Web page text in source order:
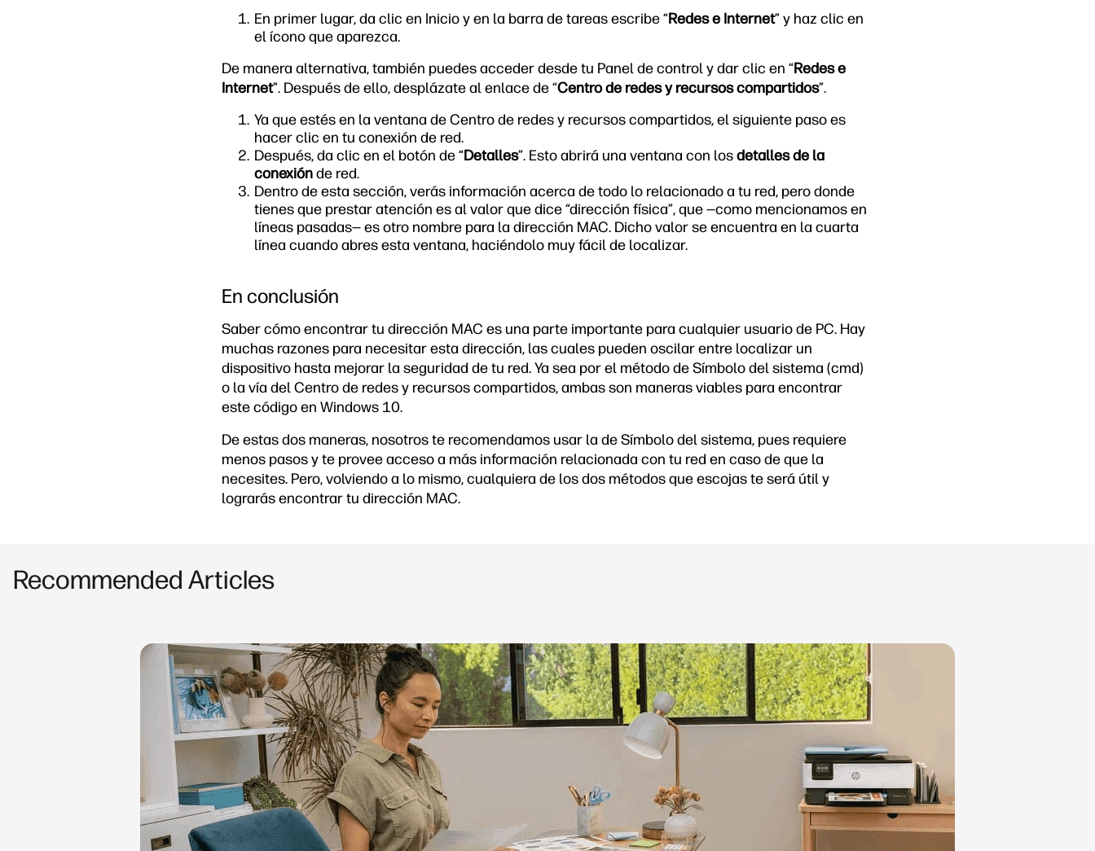
En primer lugar, da clic en Inicio y en la barra de tareas escribe “Redes e Internet” y haz clic en
el ícono que aparezca.
De manera alternativa, también puedes acceder desde tu Panel de control y dar clic en “Redes e
Internet”. Después de ello, desplázate al enlace de “Centro de redes y recursos compartidos”.
Ya que estés en la ventana de Centro de redes y recursos compartidos, el siguiente paso es
hacer clic en tu conexión de red.
Después, da clic en el botón de “Detalles”. Esto abrirá una ventana con losdetalles de la
conexiónde red.
Dentro de esta sección, verás información acerca de todo lo relacionado a tu red, pero donde
tienes que prestar atención es al valor que dice “dirección física”, que —como mencionamos en
líneas pasadas— es otro nombre para la dirección MAC. Dicho valor se encuentra en la cuarta
línea cuando abres esta ventana, haciéndolo muy fácil de localizar.
En conclusión
Saber cómo encontrar tu dirección MAC es una parte importante para cualquier usuario de PC. Hay
muchas razones para necesitar esta dirección, las cuales pueden oscilar entre localizar un
dispositivo hasta mejorar la seguridad de tu red. Ya sea por el método de Símbolo del sistema (cmd)
o la vía del Centro de redes y recursos compartidos, ambas son maneras viables para encontrar
este código en Windows 10.
De estas dos maneras, nosotros te recomendamos usar la de Símbolo del sistema, pues requiere
menos pasos y te provee acceso a más información relacionada con tu red en caso de que la
necesites. Pero, volviendo a lo mismo, cualquiera de los dos métodos que escojas te será útil y
lograrás encontrar tu dirección MAC.
Recommended Articles